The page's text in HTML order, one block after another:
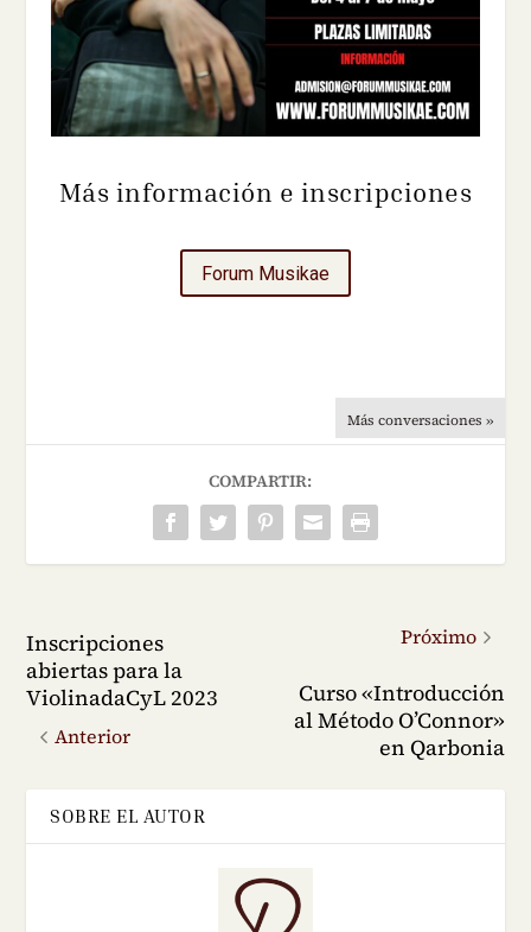
Más información e inscripciones
Forum Musikae
Más conversaciones »
COMPARTIR:
Inscripciones
abiertas para la
ViolinadaCyL 2023
Anterior
Próximo
Curso «Introducción
al Método O’Connor»
en Qarbonia
SOBRE EL AUTOR